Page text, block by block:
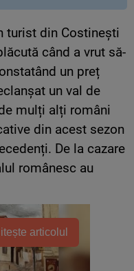
turist din Costinești
când a vrut să-
un preț
un val de
mulți alți români
din acest sezon
De la cazare
românesc au
articolul